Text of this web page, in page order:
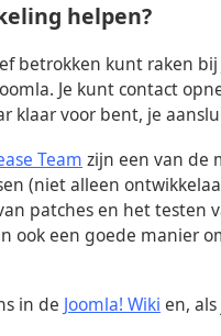
helpen?
betrokken kunt raken
Je kunt contact
klaar voor bent, je
Team zijn een van de
(niet alleen
patches en het testen
ook een goede manier
in de Joomla! Wiki en,